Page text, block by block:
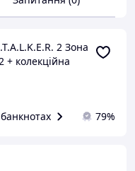
2 Зона
+ колекційна
79%